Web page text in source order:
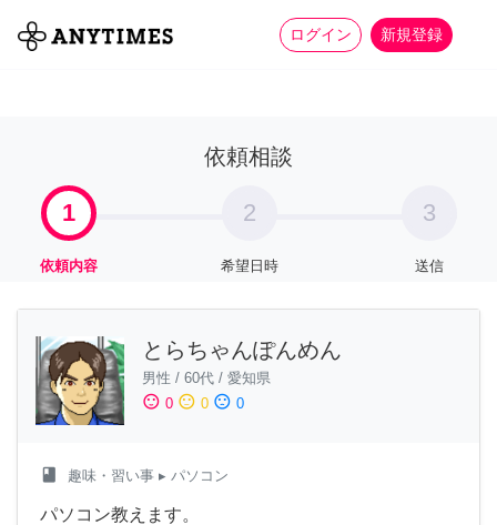
ログイン 新規登録
全て 家事 more_horiz
依頼相談
1
依頼内容
2
希望日時
3
送信
とらちゃんぽんめん
男性 / 60代 / 愛知県
sentiment_satisfied 0 sentiment_neutral 0 sentiment_dissatisfied 0
class 趣味・習い事 ▸ パソコン
パソコン教えます。